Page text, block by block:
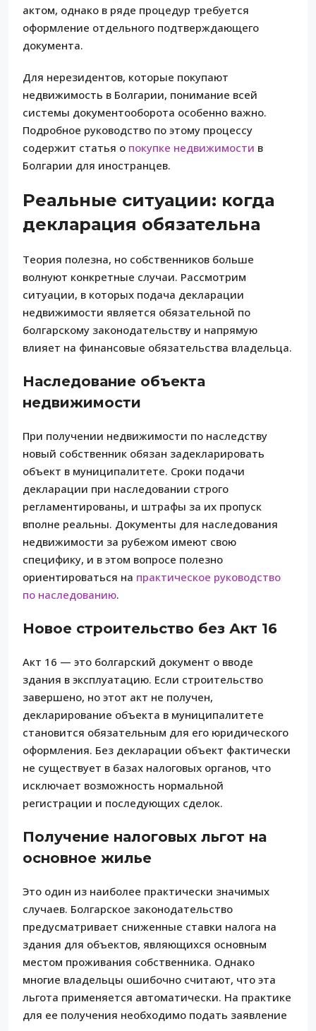
актом, однако в ряде процедур требуется
оформление отдельного подтверждающего
документа.
Для нерезидентов, которые покупают
недвижимость в Болгарии, понимание всей
системы документооборота особенно важно.
Подробное руководство по этому процессу
содержит статья о покупке недвижимости в
Болгарии для иностранцев.
Реальные ситуации: когда
декларация обязательна
Теория полезна, но собственников больше
волнуют конкретные случаи. Рассмотрим
ситуации, в которых подача декларации
недвижимости является обязательной по
болгарскому законодательству и напрямую
влияет на финансовые обязательства владельца.
Наследование объекта
недвижимости
При получении недвижимости по наследству
новый собственник обязан задекларировать
объект в муниципалитете. Сроки подачи
декларации при наследовании строго
регламентированы, и штрафы за их пропуск
вполне реальны. Документы для наследования
недвижимости за рубежом имеют свою
специфику, и в этом вопросе полезно
ориентироваться на практическое руководство
по наследованию.
Новое строительство без Акт 16
Акт 16 — это болгарский документ о вводе
здания в эксплуатацию. Если строительство
завершено, но этот акт не получен,
декларирование объекта в муниципалитете
становится обязательным для его юридического
оформления. Без декларации объект фактически
не существует в базах налоговых органов, что
исключает возможность нормальной
регистрации и последующих сделок.
Получение налоговых льгот на
основное жилье
Это один из наиболее практически значимых
случаев. Болгарское законодательство
предусматривает сниженные ставки налога на
здания для объектов, являющихся основным
местом проживания собственника. Однако
многие владельцы ошибочно считают, что эта
льгота применяется автоматически. На практике
для ее получения необходимо подать заявление